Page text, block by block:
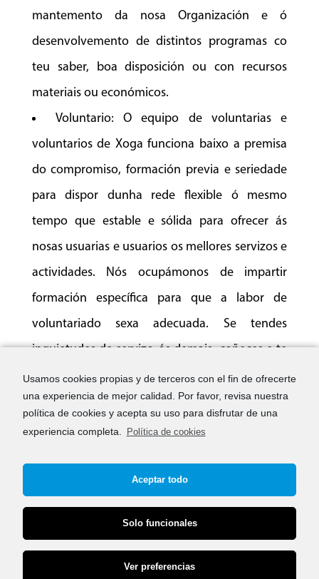
Usamos cookies propias y de terceros con el fin de ofrecerte
una experiencia de mejor calidad. Por favor, revisa nuestra
política de cookies y acepta su uso para disfrutar de una
experiencia completa.
Política de cookies
Aceptar todo
Solo funcionales
Ver preferencias
mantemento da nosa Organización e ó
desenvolvemento de distintos programas co
teu saber, boa disposición ou con recursos
materiais ou económicos.
Voluntario: O equipo de voluntarias e
voluntarios de Xoga funciona baixo a premisa
do compromiso, formación previa e seriedade
para dispor dunha rede flexible ó mesmo
tempo que estable e sólida para ofrecer ás
nosas usuarias e usuarios os mellores servizos e
actividades. Nós ocupámonos de impartir
formación específica para que a labor de
voluntariado sexa adecuada. Se tendes
inquietudes de servizo ós demais, coñeces e te
identificas coa comunidade sensorial e dispós
de tempo, estás no lugar adecuado.Lei
Voluntariado|Lei Voluntariado de Galicia
Aviso legal
Política de privacidade